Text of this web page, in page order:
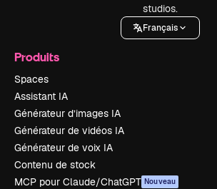
studios.
Français
Produits
Spaces
Assistant IA
Générateur d’images IA
Générateur de vidéos IA
Générateur de voix IA
Contenu de stock
MCP pour Claude/ChatGPT Nouveau